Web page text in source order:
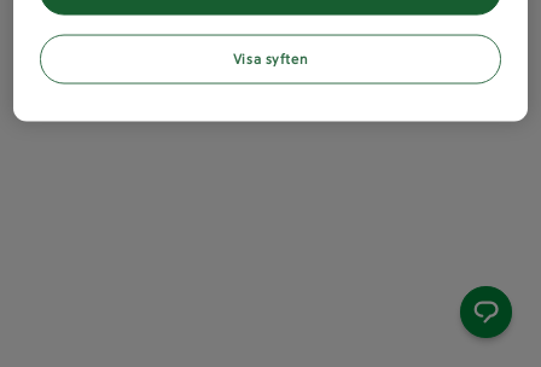
Visa syften